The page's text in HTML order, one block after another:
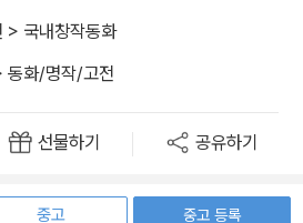
> 국내창작동화
동화/명작/고전
선물하기 공유하기
중고
중고 등록